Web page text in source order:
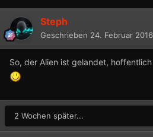
Steph
Geschrieben 24. Februar 2016
So, der Alien ist gelandet,
2 Wochen später...